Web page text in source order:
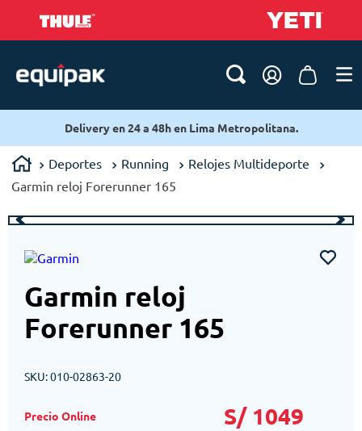
Delivery en 24 a 48h en Lima Metropolitana.
Deportes Running
Relojes Multideporte
Garmin reloj Forerunner 165
Garmin reloj
Forerunner 165
SKU:010-02863-20
S/ 1049